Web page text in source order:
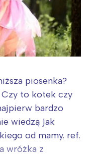
piosenka?
Czy to kotek czy
bardzo
wiedzą jak
od mamy. ref.
wróżka z